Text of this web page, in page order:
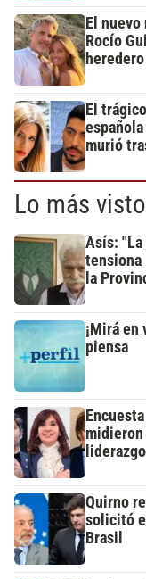
El
Rocío
El
murió
Lo más
Asís:
tensiona
la
¡Mirá en
piensa
Quirno
solicitó
Brasil